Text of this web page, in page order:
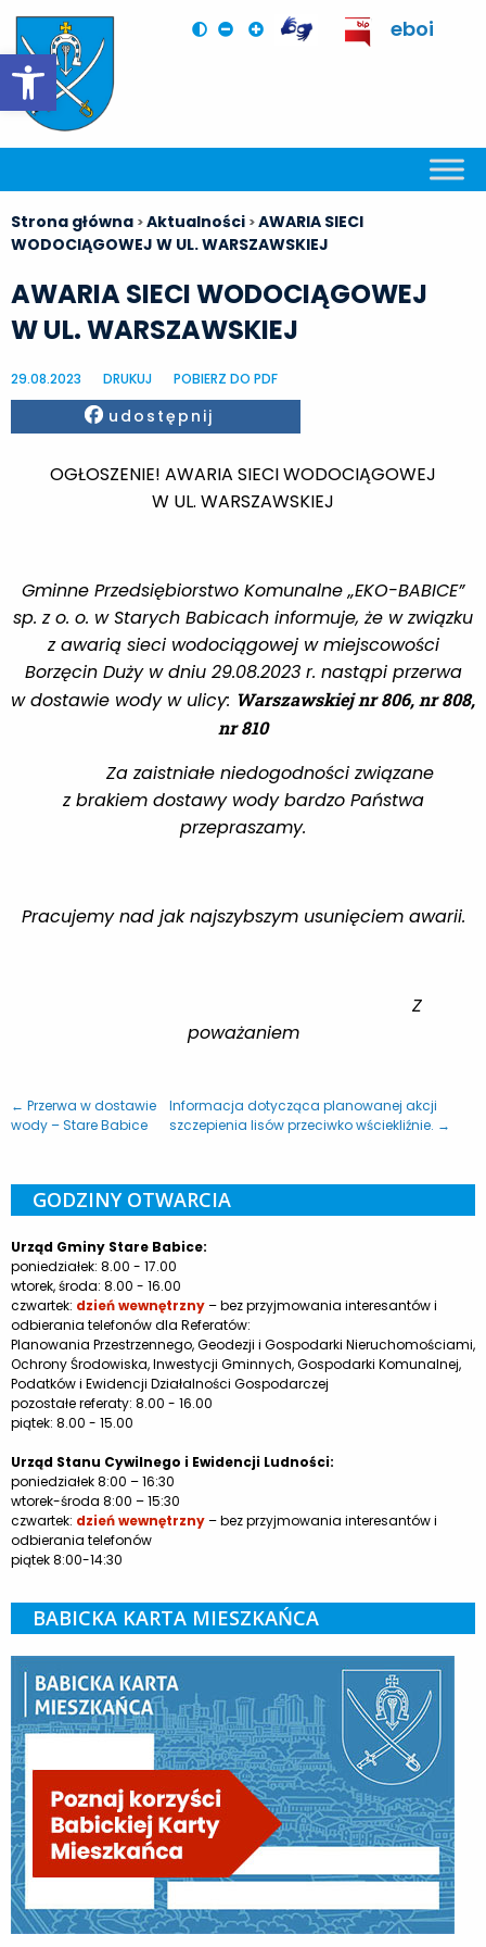
Otwórz pasek narzędzi
eboi
Strona główna >Aktualności >AWARIA SIECI
WODOCIĄGOWEJ W UL. WARSZAWSKIEJ
AWARIA SIECI WODOCIĄGOWEJ
W UL. WARSZAWSKIEJ
29.08.2023 DRUKUJ POBIERZ DO PDF
Facebook
udostępnij
OGŁOSZENIE! AWARIA SIECI WODOCIĄGOWEJ
W UL. WARSZAWSKIEJ
Gminne Przedsiębiorstwo Komunalne „EKO-BABICE”
sp. z o. o. w Starych Babicach informuje, że w związku
z awarią sieci wodociągowej w miejscowości
Borzęcin Duży w dniu 29.08.2023 r. nastąpi przerwa
w dostawie wody w ulicy: Warszawskiej nr 806, nr 808,
nr 810
Za zaistniałe niedogodności związane
z brakiem dostawy wody bardzo Państwa
przepraszamy.
Pracujemy nad jak najszybszym usunięciem awarii.
Z
poważaniem
← Przerwa w dostawie
wody – Stare Babice
Informacja dotycząca planowanej akcji
szczepienia lisów przeciwko wściekliźnie. →
GODZINY OTWARCIA
Urząd Gminy Stare Babice:
poniedziałek: 8.00 - 17.00
wtorek, środa: 8.00 - 16.00
czwartek: dzień wewnętrzny– bez przyjmowania interesantów i
odbierania telefonów dla Referatów:
Planowania Przestrzennego, Geodezji i Gospodarki Nieruchomościami,
Ochrony Środowiska, Inwestycji Gminnych, Gospodarki Komunalnej,
Podatków i Ewidencji Działalności Gospodarczej
pozostałe referaty: 8.00 - 16.00
piątek: 8.00 - 15.00
Urząd Stanu Cywilnego i Ewidencji Ludności:
poniedziałek 8:00 – 16:30
wtorek-środa 8:00 – 15:30
czwartek: dzień wewnętrzny– bez przyjmowania interesantów i
odbierania telefonów
piątek 8:00-14:30
BABICKA KARTA MIESZKAŃCA